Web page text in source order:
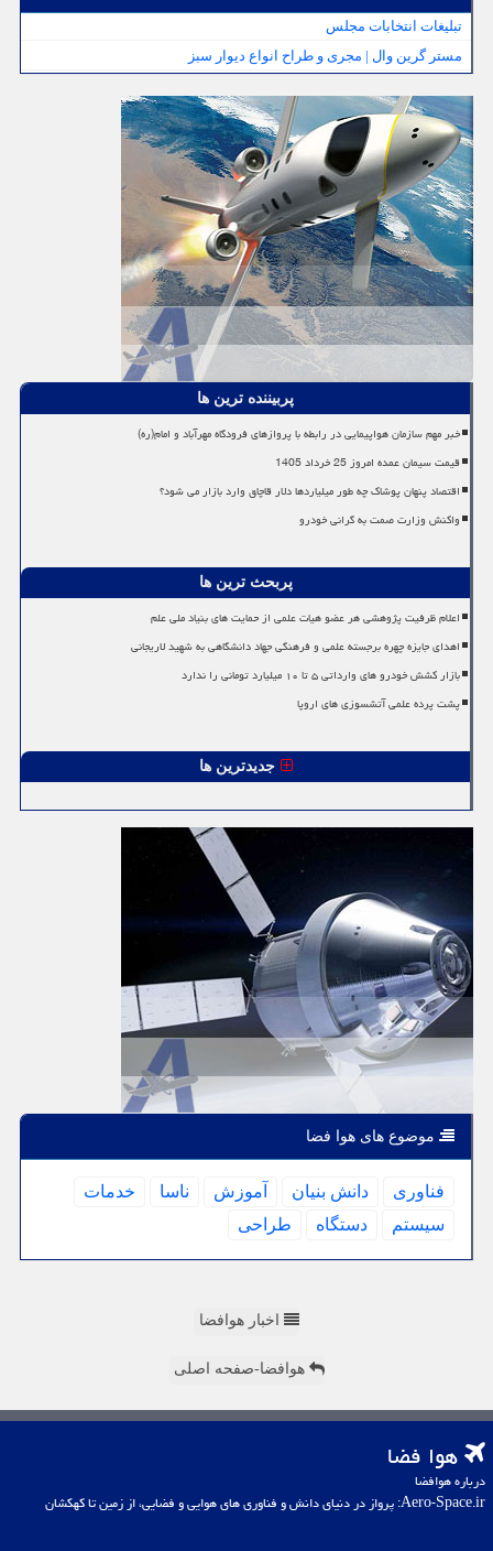
تبلیغات انتخابات مجلس
مستر گرین وال | مجری و طراح انواع دیوار سبز
پربیننده ترین ها
خبر مهم سازمان هواپیمایی در رابطه با پروازهای فرودگاه مهرآباد و امام(ره)
قیمت سیمان عمده امروز 25 خرداد 1405
اقتصاد پنهان پوشاک چه طور میلیاردها دلار قاچاق وارد بازار می شود؟
واکنش وزارت صمت به گرانی خودرو
پربحث ترین ها
اعلام ظرفیت پژوهشی هر عضو هیات علمی از حمایت های بنیاد ملی علم
اهدای جایزه چهره برجسته علمی و فرهنگی جهاد دانشگاهی به شهید لاریجانی
بازار کشش خودرو های وارداتی ۵ تا ۱۰ میلیارد تومانی را ندارد
پشت پرده علمی آتشسوزی های اروپا
جدیدترین ها
موضوع های هوا فضا
فناوری دانش بنیان آموزش ناسا
خدمات
سیستم
دستگاه طراحی
اخبار هوافضا
هوافضا-صفحه اصلی
هوا فضا
درباره هوافضا
Aero-Space.ir: پرواز در دنیای دانش و فناوری های هوایی و فضایی، از زمین تا کهکشان